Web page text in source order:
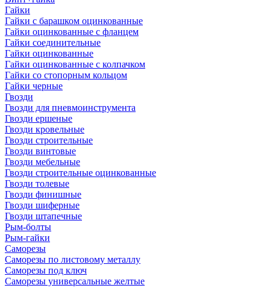
Гайки
Гайки с барашком оцинкованные
Гайки оцинкованные с фланцем
Гайки соединительные
Гайки оцинкованные
Гайки оцинкованные с колпачком
Гайки со стопорным кольцом
Гайки черные
Гвозди
Гвозди для пневмоинструмента
Гвозди ершеные
Гвозди кровельные
Гвозди строительные
Гвозди винтовые
Гвозди мебельные
Гвозди строительные оцинкованные
Гвозди толевые
Гвозди финишные
Гвозди шиферные
Гвозди штапечные
Рым-болты
Рым-гайки
Саморезы
Саморезы по листовому металлу
Саморезы под ключ
Саморезы универсальные желтые